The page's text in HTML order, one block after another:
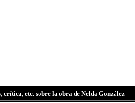
crítica, etc. sobre la obra de Nelda González